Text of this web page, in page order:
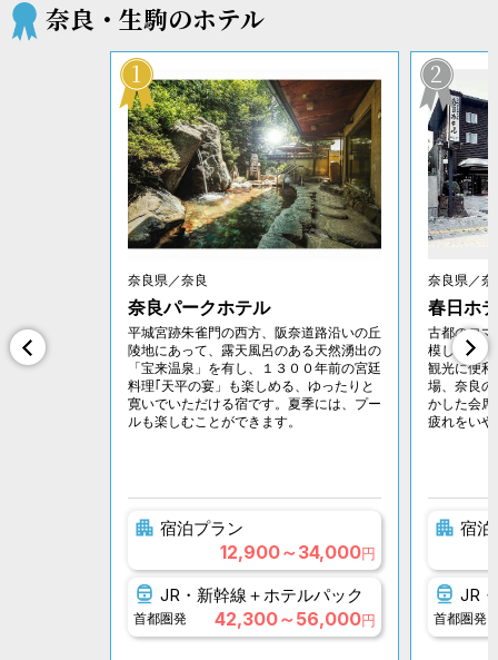
奈良・生駒のホテル
1
奈良県／奈良
奈良パークホテル
平城宮跡朱雀門の西方、阪奈道路沿いの丘
陵地にあって、露天風呂のある天然湧出の
「宝来温泉」を有し、１３００年前の宮廷
料理｢天平の宴」も楽しめる、ゆったりと
寛いでいただける宿です。夏季には、プー
ルも楽しむことができます。
宿泊プラン
12,900～34,000円
JR・新幹線＋ホテルパック
首都圏発 42,300～56,000円
2
奈良県／奈
春日ホ
古都のロ
模した宿
観光に便
場、奈良
かした会
疲れをい
宿泊
JR
首都圏発